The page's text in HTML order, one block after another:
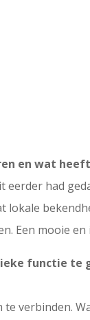
en wat
had
Een mooie en
functie
verbinden.